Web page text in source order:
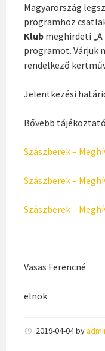
Magyarország
programhoz
Klub meghirdeti
programot. Várjuk
rendelkező
Jelentkezési
Bővebb
Szászberek –
Szászberek –
Szászberek –
Vasas Ferencné
elnök
2019-04-04by